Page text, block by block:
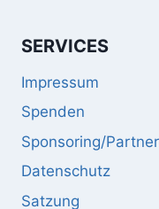
SERVICES
Impressum
Spenden
Sponsoring/
Datenschutz
Satzung